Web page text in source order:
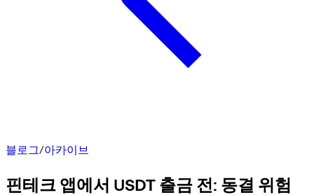
블로그/아카이브
핀테크 앱에서 USDT 출금 전: 동결 위험